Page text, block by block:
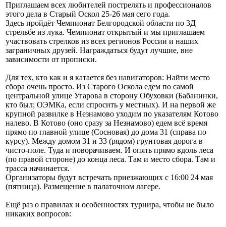
Приглашаем всех любителей пострелять и профессионалов
этого дела в Старый Оскол 25-26 мая сего года.
Здесь пройдёт Чемпионат Белгородской области по 3Д
стрельбе из лука. Чемпионат открытый и мы приглашаем
участвовать стрелков из всех регионов России и наших
заграничных друзей. Награждаться будут лучшие, вне
зависимости от прописки.
Для тех, кто как и я катается без навигаторов: Найти место
сбора очень просто. Из Старого Оскола едем по самой
центральной улице Угарова в сторону Обуховки (Бабанинки,
кто был; ОЭМКа, если спросить у местных). И на первой же
крупной развилке в Незнамово уходим по указателям Котово
налево. В Котово (оно сразу за Незнамово) едем всё время
прямо по главной улице (Сосновая) до дома 31 (справа по
курсу). Между домом 31 и 33 (рядом) грунтовая дорога в
чисто-поле. Туда и поворачиваем. И опять прямо вдоль леса
(по правой стороне) до конца леса. Там и место сбора. Там и
трасса начинается.
Организаторы будут встречать приезжающих с 16:00 24 мая
(пятница). Размещение в палаточном лагере.
Ещё раз о правилах и особенностях турнира, чтобы не было
никаких вопросов: